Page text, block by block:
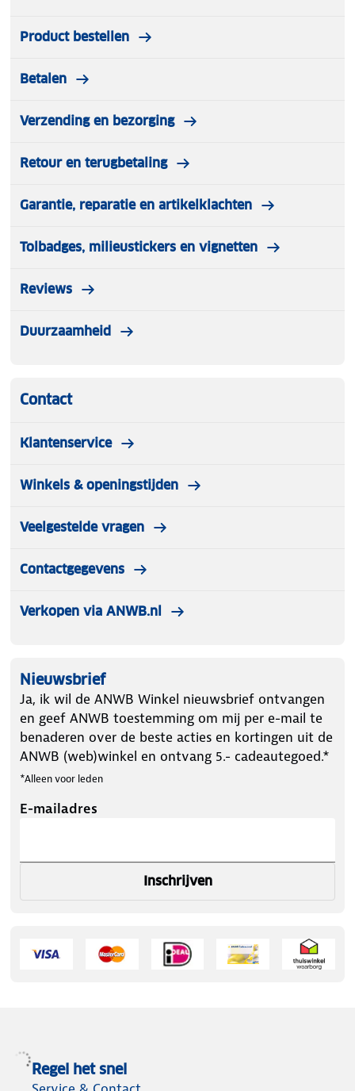
Product bestellen
Betalen
Verzending en bezorging
Retour en terugbetaling
Garantie, reparatie en artikelklachten
Tolbadges, milieustickers en vignetten
Reviews
Duurzaamheid
Contact
Klantenservice
Winkels & openingstijden
Veelgestelde vragen
Contactgegevens
Verkopen via ANWB.nl
Nieuwsbrief
Ja, ik wil de ANWB Winkel nieuwsbrief ontvangen
en geef ANWB toestemming om mij per e-mail te
benaderen over de beste acties en kortingen uit de
ANWB (web)winkel en ontvang 5.- cadeautegoed.*
*Alleen voor leden
E-mailadres
Inschrijven
Regel het snel